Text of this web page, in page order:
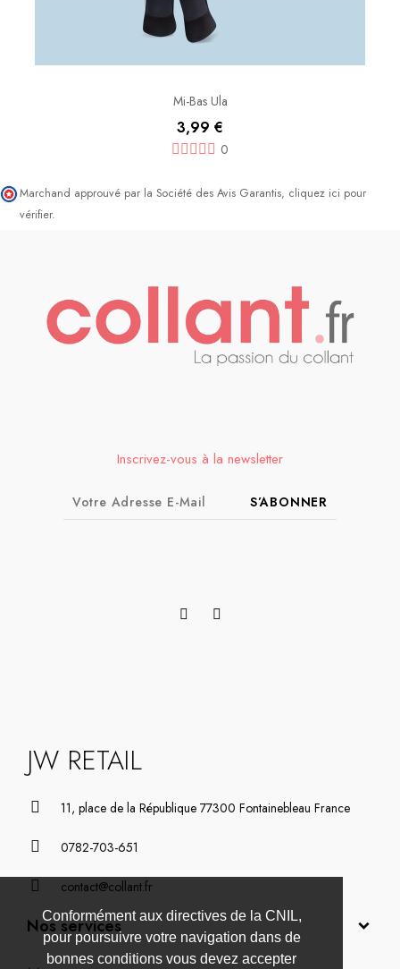
Conformément aux directives de la CNIL,
pour poursuivre votre navigation dans de
bonnes conditions vous devez accepter
Mi-Bas Ula
3,99 €
0
Marchand approuvé par la Société des Avis Garantis, cliquez ici pour
vérifier.
Inscrivez-vous à la newsletter
S’ABONNER
JW RETAIL
11, place de la République 77300 Fontainebleau France
0782-703-651
contact@collant.fr
Nos services